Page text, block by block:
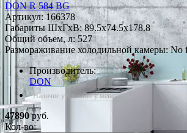
DON R 584 BG
Артикул: 166378
Габариты ШxГxВ: 89.5x74.5x178.8
Общий объем, л: 527
Размораживание холодильной камеры: No
Производитель:
DON
*Наличие уточняйте у менеджера
47890руб.
Кол-во: